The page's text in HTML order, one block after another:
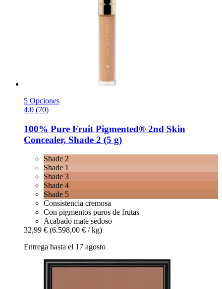
5 Opciones
4.0 (70)
100% Pure Fruit Pigmented® 2nd Skin
Concealer, Shade 2 (5 g)
Shade 2
Shade 1
Shade 3
Shade 4
Shade 5
Consistencia cremosa
Con pigmentos puros de frutas
Acabado mate sedoso
32,99 € (6.598,00 € / kg)
Entrega hasta el 17 agosto